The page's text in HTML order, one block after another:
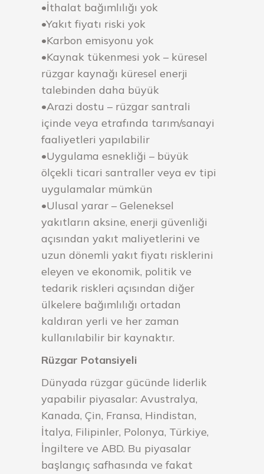
•İthalat bağımlılığı yok
•Yakıt fiyatı riski yok
•Karbon emisyonu yok
•Kaynak tükenmesi yok – küresel
rüzgar kaynağı küresel enerji
talebinden daha büyük
•Arazi dostu – rüzgar santrali
içinde veya etrafında tarım/sanayi
faaliyetleri yapılabilir
•Uygulama esnekliği – büyük
ölçekli ticari santraller veya ev tipi
uygulamalar mümkün
•Ulusal yarar – Geleneksel
yakıtların aksine, enerji güvenliği
açısından yakıt maliyetlerini ve
uzun dönemli yakıt fiyatı risklerini
eleyen ve ekonomik, politik ve
tedarik riskleri açısından diğer
ülkelere bağımlılığı ortadan
kaldıran yerli ve her zaman
kullanılabilir bir kaynaktır.
Rüzgar Potansiyeli
Dünyada rüzgar gücünde liderlik
yapabilir piyasalar: Avustralya,
Kanada, Çin, Fransa, Hindistan,
İtalya, Filipinler, Polonya, Türkiye,
İngiltere ve ABD. Bu piyasalar
başlangıç safhasında ve fakat